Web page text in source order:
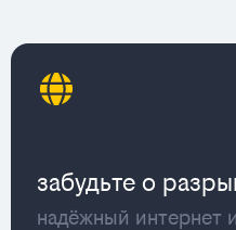
забудьте о
надёжный интернет